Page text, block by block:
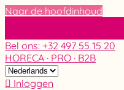
Naar de hoofdinhoud
Bel ons: +32 497 55 15 20
HORECA · PRO · B2B
 Inloggen